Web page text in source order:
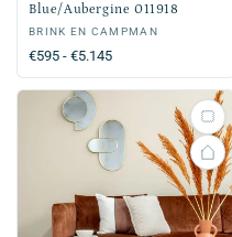
Blue/Aubergine 011918
Verkoper:
BRINK EN CAMPMAN
Normale
prijs
€595 - €5.145